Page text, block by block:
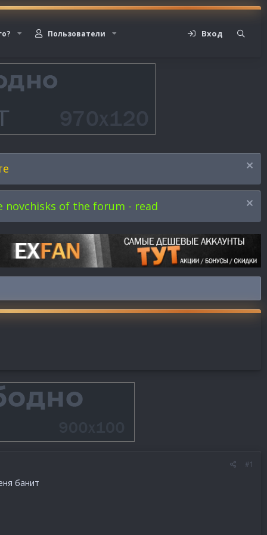
Пользователи Вход
of the forum - read
#1
банит